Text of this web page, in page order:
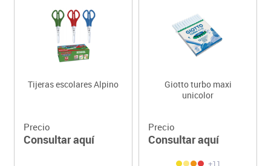
Tijeras escolares Alpino
Precio
Consultar aquí
Giotto turbo maxi
unicolor
Precio
Consultar aquí
+11